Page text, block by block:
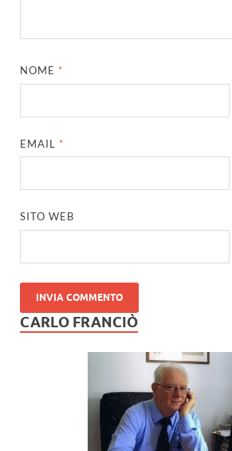
NOME *
EMAIL *
SITO WEB
CARLO FRANCIÒ